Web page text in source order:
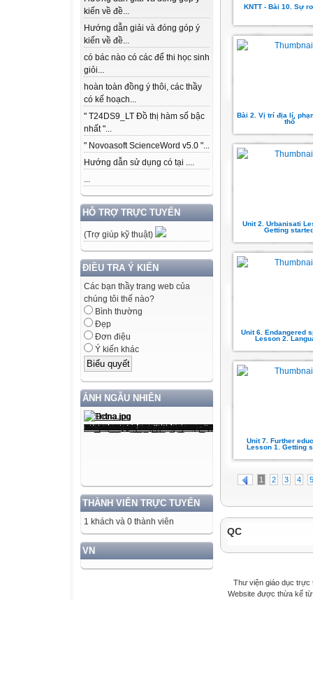
kiến về đề...
Hướng dẫn giải và đóng góp ý
kiến về đề...
có bác nào có các để thi học sinh
giỏi...
hoàn toàn đồng ý thôi, các thầy
có kế hoạch...
" T24DS9_LT Đồ thị hàm số bậc
nhất "...
" Novoasoft ScienceWord v5.0 "...
Hướng dẫn sử dụng có tại ....
...
HỖ TRỢ TRỰC TUYẾN
(Trợ giúp kỹ thuật)
ĐIỀU TRA Ý KIẾN
Các bạn thầy trang web của
chúng tôi thế nào?
Bình thường
Đẹp
Đơn điệu
Ý kiến khác
ẢNH NGẪU NHIÊN
THÀNH VIÊN TRỰC TUYẾN
1 khách và 0 thành viên
VN
KNTT - Bài 10. Sự
Bài 2. Vị trí địa lí,
thổ
Unit 2. Urbanisati
Getting
Unit 6. Endangered
Lesson 2.
Unit 7. Further
Lesson 1. Getting
1 2 3 4 5
QC
Thư viện giáo dục trực
Website được thừa kế